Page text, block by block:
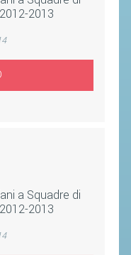
2013
a Squadre di
2013
ITALIANI
2020
SPORTIVE